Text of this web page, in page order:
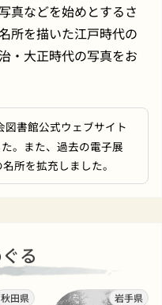
真などを始めとするさ
所を描いた江戸時代の
・大正時代の写真をお
図書館公式ウェブサイト
。また、過去の電子展
名所を拡充しました。
る
秋田県 岩手県